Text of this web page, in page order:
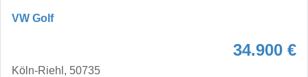
VW Golf
34.900 €
Köln-Riehl, 50735